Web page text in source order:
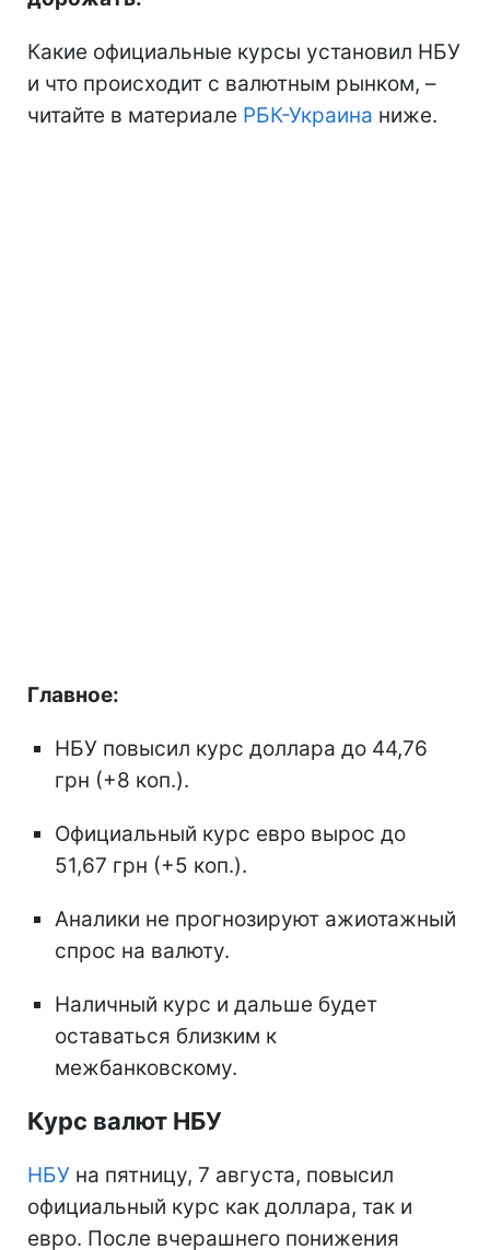
Какие официальные курсы установил НБУ
и что происходит с валютным рынком, –
читайте в материале РБК-Украина ниже.
Главное:
НБУ повысил курс доллара до 44,76
грн (+8 коп.).
Официальный курс евро вырос до
51,67 грн (+5 коп.).
Аналики не прогнозируют ажиотажный
спрос на валюту.
Наличный курс и дальше будет
оставаться близким к
межбанковскому.
Курс валют НБУ
НБУ на пятницу, 7 августа, повысил
официальный курс как доллара, так и
евро. После вчерашнего понижения